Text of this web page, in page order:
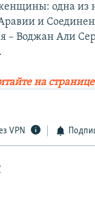
одна из
и
– Воджан Али
на
VPN